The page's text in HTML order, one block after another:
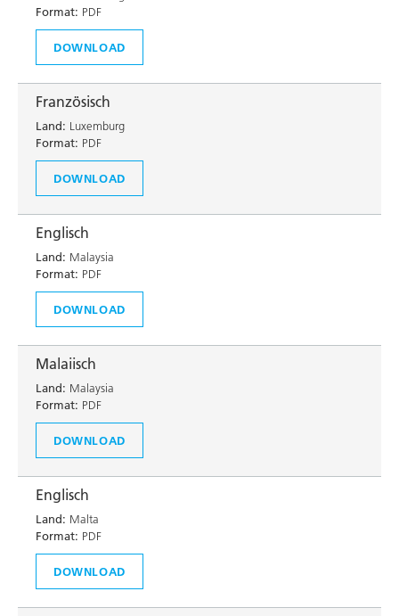
Format: PDF
DOWNLOAD
Französisch
Land: Luxemburg
Format: PDF
DOWNLOAD
Englisch
Land: Malaysia
Format: PDF
DOWNLOAD
Malaiisch
Land: Malaysia
Format: PDF
DOWNLOAD
Englisch
Land: Malta
Format: PDF
DOWNLOAD